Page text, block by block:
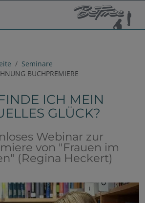
Seminare
BUCHPREMIERE
ICH MEIN
GLÜCK?
Webinar zur
von "Frauen im
(Regina Heckert)